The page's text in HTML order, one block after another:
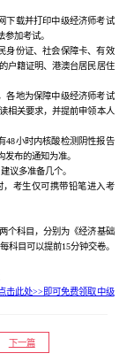
下载并打印中级经济师考试
加考试。
身份证、社会保障卡、有效
户籍证明、港澳台居民居住
各地为保障中级经济师考试
相关要求，并提前申领本人
48小时内核酸检测阴性报告
布的通知为准。
议多准备几个。
考生仅可携带铅笔进入考
个科目，分别为《经济基础
科目可以提前15分钟交卷。
击此处>>即可免费领取中级
下一篇